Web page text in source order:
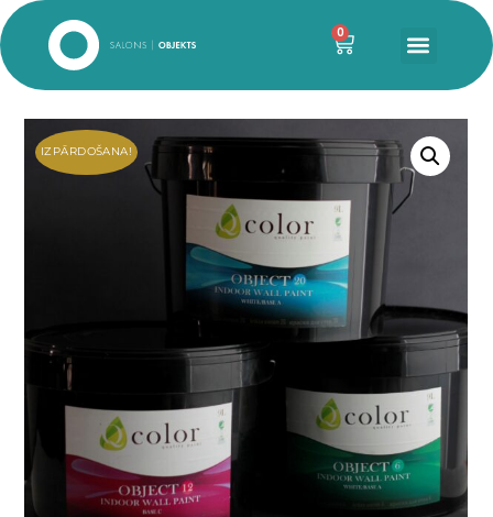
0
IZPĀRDOŠANA!